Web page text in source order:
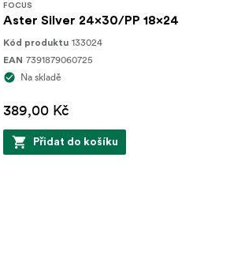
FOCUS
Aster Silver 24x30/PP 18x24
Kód produktu 133024
EAN 7391879060725
Na skladě
389,00 Kč
Přidat do košíku